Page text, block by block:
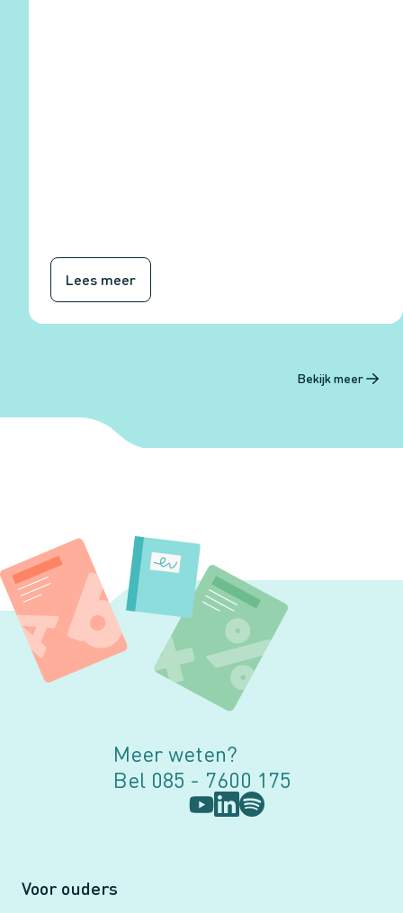
Lees meer
Bekijk meer
Meer weten?
Bel 085 - 7600 175
Voor ouders